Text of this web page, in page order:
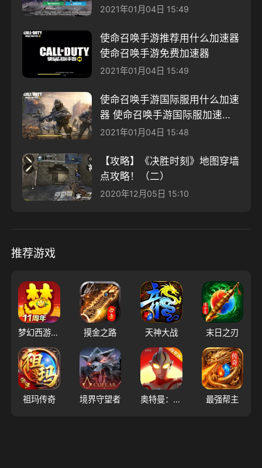
荐
2021年01月04日 15:49
使命召唤手游推荐用什么加速器
使命召唤手游免费加速器
2021年01月04日 15:49
使命召唤手游国际服用什么加速
器 使命召唤手游国际服加速器
推荐
2021年01月04日 15:48
【攻略】《决胜时刻》地图穿墙
点攻略！（二）
2020年12月05日 15:10
推荐游戏
梦幻西游（大陆服） 摸金之路 天神大战 末日之刃
祖玛传奇 境界守望者 奥特曼：超时空英雄 最强帮主